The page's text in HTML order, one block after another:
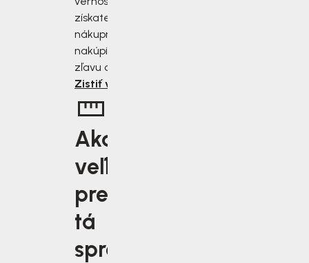
získate zľavu 2 až 10 % z
nákupnej ceny. Čím viac
nakúpite, tým väčšiu
zľavu od nás získate.
Zistiť viac
Aká
veľkosť je
pre vás
tá
správna?